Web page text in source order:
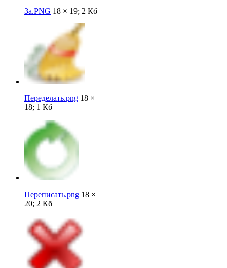
За.PNG 18 × 19; 2 Кб
Переделать.png 18 ×
18; 1 Кб
Переписать.png 18 ×
20; 2 Кб